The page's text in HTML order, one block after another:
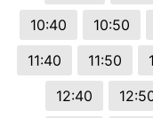
10:40
10:50
11:40
11:50
12:40